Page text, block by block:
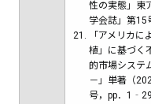
性の実態」東
学会誌」第15
「アメリカ
植」に基づく
的市場システ
－」単著（
号，pp．